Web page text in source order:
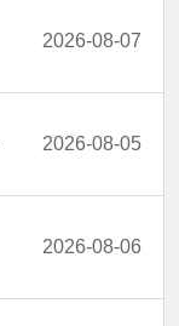
2026-08-07
2026-08-05
2026-08-06